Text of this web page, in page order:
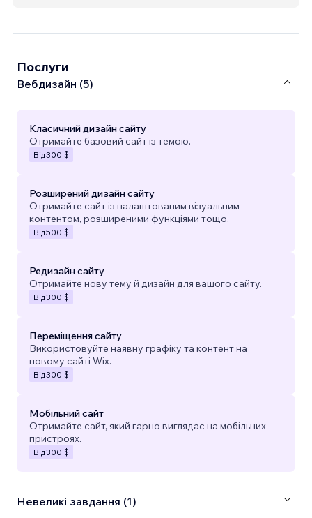
Послуги
Вебдизайн (5)
Класичний дизайн сайту
Отримайте базовий сайт із темою.
Від300 $
Розширений дизайн сайту
Отримайте сайт із налаштованим візуальним
контентом, розширеними функціями тощо.
Від500 $
Редизайн сайту
Отримайте нову тему й дизайн для вашого сайту.
Від300 $
Переміщення сайту
Використовуйте наявну графіку та контент на
новому сайті Wix.
Від300 $
Мобільний сайт
Отримайте сайт, який гарно виглядає на мобільних
пристроях.
Від300 $
Невеликі завдання (1)